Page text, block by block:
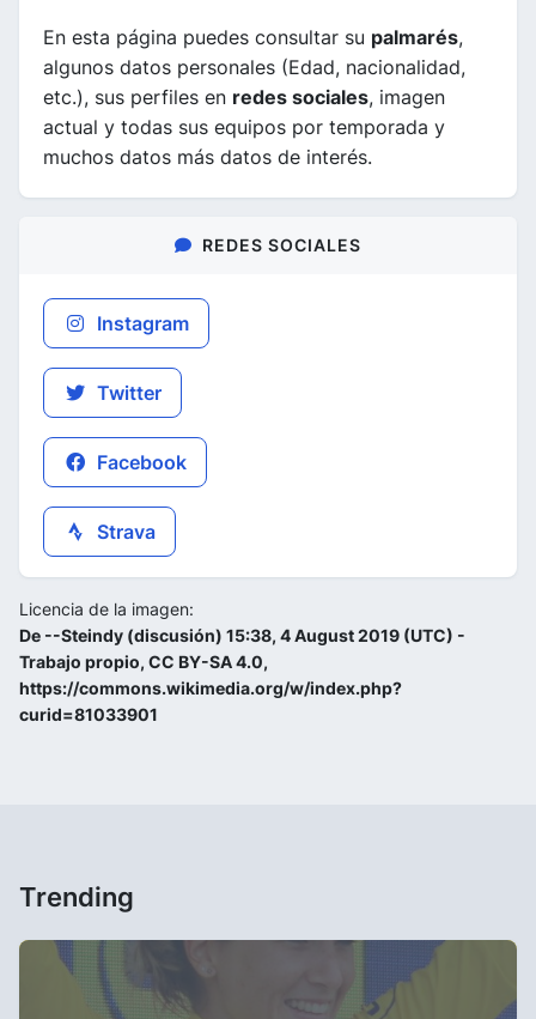
En esta página puedes consultar su palmarés,
algunos datos personales (Edad, nacionalidad,
etc.), sus perfiles en redes sociales, imagen
actual y todas sus equipos por temporada y
muchos datos más datos de interés.
REDES SOCIALES
Instagram
Twitter
Facebook
Strava
Licencia de la imagen:
De --Steindy (discusión) 15:38, 4 August 2019 (UTC) -
Trabajo propio, CC BY-SA 4.0,
https://commons.wikimedia.org/w/index.php?
curid=81033901
Trending